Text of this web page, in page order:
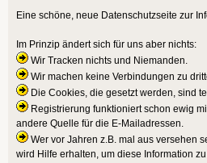
Eine schöne, neue Datenschutzseite zur
Im Prinzip ändert sich für uns aber nichts:
Wir Tracken nichts und Niemanden.
Wir machen keine Verbindungen zu
Die Cookies, die gesetzt werden, sind
Registrierung funktioniert schon ewig
andere Quelle für die E-Mailadressen.
Wer vor Jahren z.B. mal aus versehen
wird Hilfe erhalten, um diese Information